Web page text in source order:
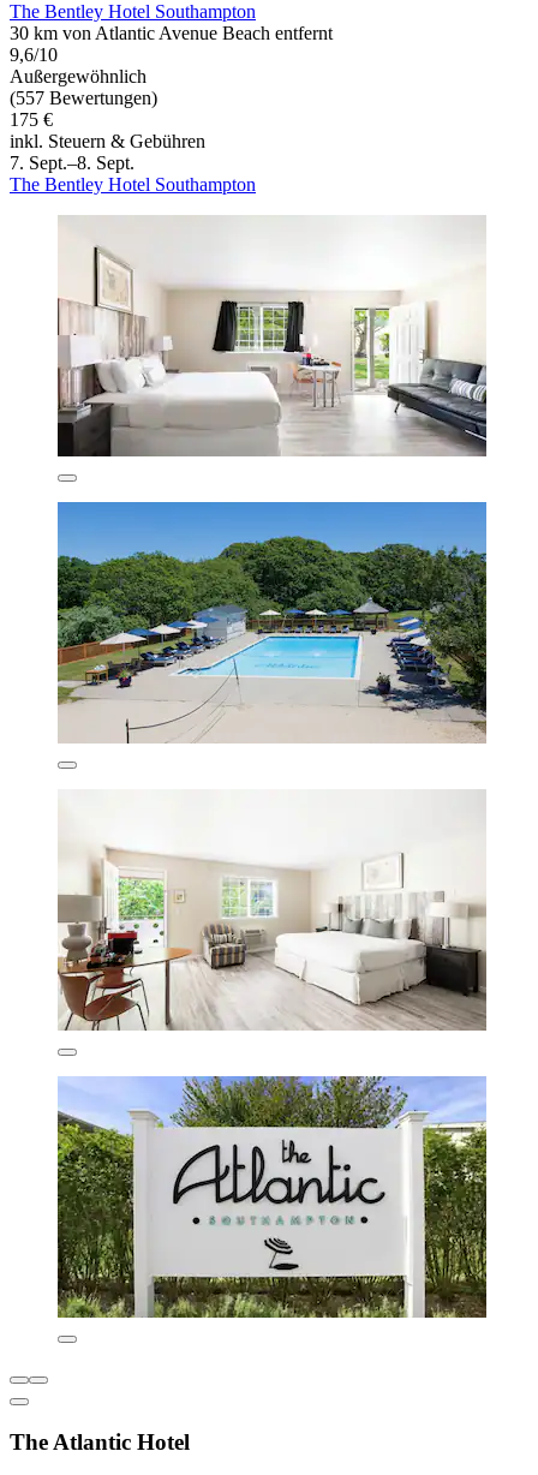
The Bentley Hotel Southampton
30 km von Atlantic Avenue Beach entfernt
9,6/10
Außergewöhnlich
(557 Bewertungen)
175 €
inkl. Steuern & Gebühren
7. Sept.–8. Sept.
The Bentley Hotel Southampton
The Atlantic Hotel